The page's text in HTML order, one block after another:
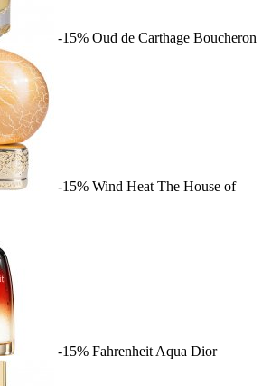
-15% Oud de Carthage Boucheron
-15% Wind Heat The House of
-15% Fahrenheit Aqua Dior